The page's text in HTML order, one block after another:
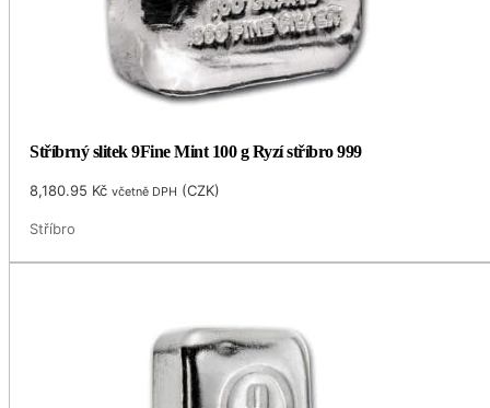
Stříbrný slitek 9Fine Mint 100 g Ryzí stříbro 999
8,180.95 Kč včetně DPH (CZK)
Stříbro